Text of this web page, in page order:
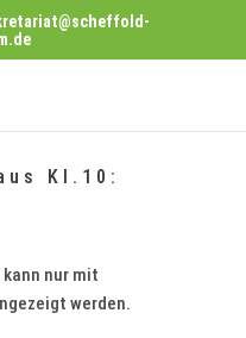
Kl.10:
nur mit
werden.